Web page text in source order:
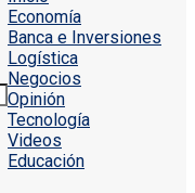
Economía
Banca e Inversiones
Logística
Negocios
Opinión
Tecnología
Videos
Educación